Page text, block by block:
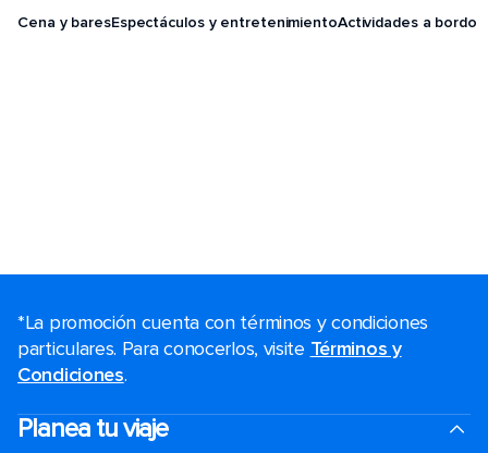
Cena y baresEspectáculos y entretenimientoActividades a bordo
*La promoción cuenta con términos y condiciones
particulares. Para conocerlos, visite Términos y
Condiciones.
Planea tu viaje